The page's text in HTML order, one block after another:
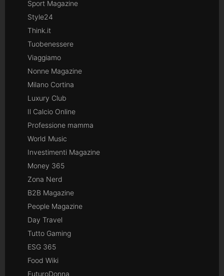
Sport Magazine
Style24
Think.it
Tuobenessere
Viaggiamo
Nonne Magazine
Milano Cortina
Luxury Club
Il Calcio Online
Professione mamma
World Music
Investimenti Magazine
Money 365
Zona Nerd
B2B Magazine
People Magazine
Day Travel
Tutto Gaming
ESG 365
Food Wiki
FuturoDonna